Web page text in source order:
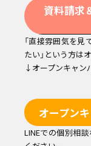
資料請求
「直接雰囲気を見
たい」という方は
↓オープンキャン
オープン
LINEでの個別相